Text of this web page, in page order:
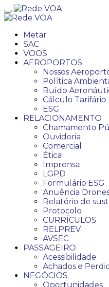
Metar
SAC
VOOS
AEROPORTOS
Nossos
Política
Ruído
Cálculo Tarifário
ESG
RELACIONAMENTO
Chamamento
Ouvidoria
Comercial
Ética
Imprensa
LGPD
Formulário ESG
Anuência
Relatório de
Protocolo
CURRÍCULOS
RELPREV
AVSEC
PASSAGEIRO
Acessibilidade
Achados e
NEGÓCIOS
Oportunidades